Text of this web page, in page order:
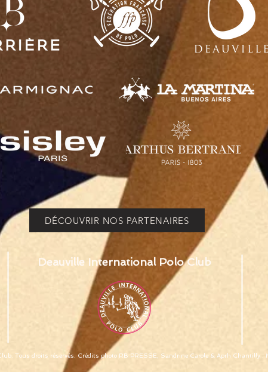
DÉCOUVRIR NOS PARTENAIRES
Deauville International Polo Club
Tous droits réservés. Crédits photo RB PRESSE, Sandrine Carole & Aprh Chantilly